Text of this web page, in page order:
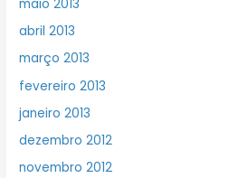
maio 2013
abril 2013
março 2013
fevereiro 2013
janeiro 2013
dezembro 2012
novembro 2012